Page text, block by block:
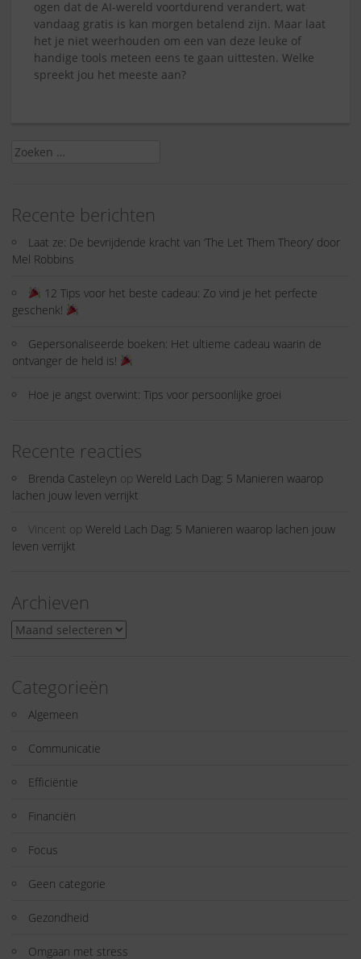
ogen dat de AI-wereld voortdurend verandert, wat
vandaag gratis is kan morgen betalend zijn. Maar laat
het je niet weerhouden om een van deze leuke of
handige tools meteen eens te gaan uittesten. Welke
spreekt jou het meeste aan?
Zoeken
Recente berichten
Laat ze: De bevrijdende kracht van ‘The Let Them Theory’ door
Mel Robbins
12 Tips voor het beste cadeau: Zo vind je het perfecte
geschenk!
Gepersonaliseerde boeken: Het ultieme cadeau waarin de
ontvanger de held is!
Hoe je angst overwint: Tips voor persoonlijke groei
Recente reacties
Brenda Casteleyn op Wereld Lach Dag: 5 Manieren waarop
lachen jouw leven verrijkt
Vincent op Wereld Lach Dag: 5 Manieren waarop lachen jouw
leven verrijkt
Archieven
Archieven
Categorieën
Algemeen
Communicatie
Efficiëntie
Financiën
Focus
Geen categorie
Gezondheid
Omgaan met stress